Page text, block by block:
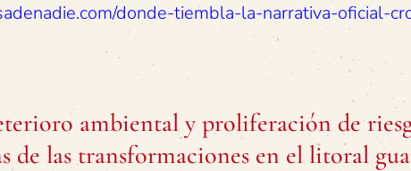
donde-tiembla-la-narrativa-oficial-
ambiental y proliferación de
de las transformaciones en el litoral